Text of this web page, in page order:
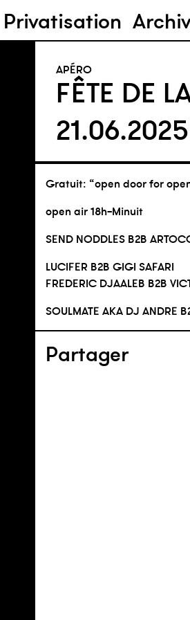
Privatisation
FÊTE DE
APÉRO
21.06.2025
Gratuit: “open door for
open air 18h-Minuit
SEND NODDLES B2B
LUCIFER B2B GIGI SAFARI
FREDERIC DJAALEB B2B
SOULMATE AKA DJ ANDRE
Partager